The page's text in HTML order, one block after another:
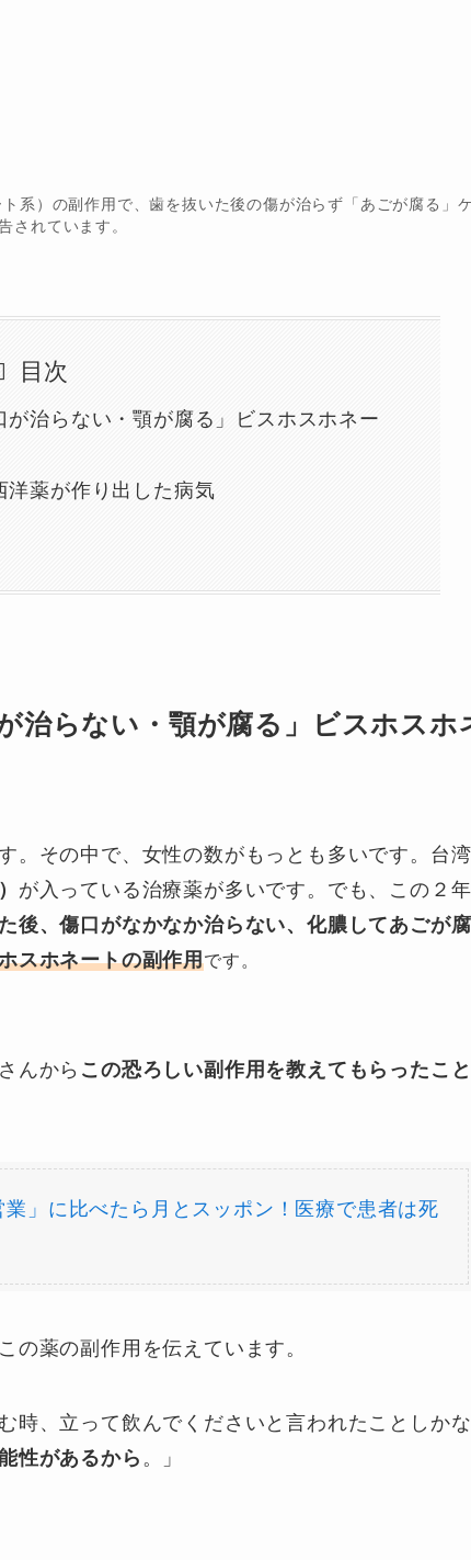
系）の副作用で、歯を抜いた後の傷が治らず「あごが腐る」
されています。
目次
治らない・顎が腐る」ビスホスホネー
洋薬が作り出した病気
治らない・顎が腐る」ビスホスホ
。その中で、女性の数がもっとも多いです。台湾
が入っている治療薬が多いです。でも、この２年
後、傷口がなかなか治らない、化膿してあごが腐
スホネートの副作用です。
んから この恐ろしい副作用を教えてもらったこと
」に比べたら月とスッポン！医療で患者は死
の薬の副作用を伝えています。
時、立って飲んでくださいと言われたことしかな
性があるから 。」